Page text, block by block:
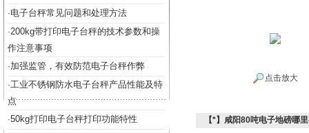
·电子台秤常见问题和处理方法
·200kg带打印电子台秤的技术参数和操
作注意事项
·加强监管，有效防范电子台秤作弊
·工业不锈钢防水电子台秤产品性能及特
点
·50kg打印电子台秤打印功能特性
点击放大
【*】咸阳80吨电子地磅哪